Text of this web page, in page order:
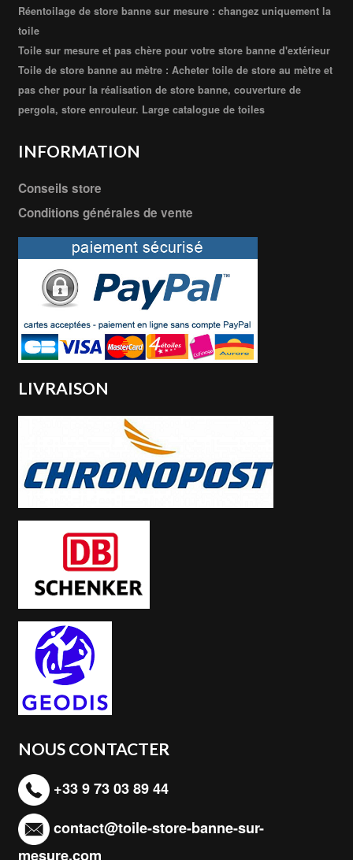
Réentoilage de store banne sur mesure : changez uniquement la
toile
Toile sur mesure et pas chère pour votre store banne d'extérieur
Toile de store banne au mètre : Acheter toile de store au mètre et
pas cher pour la réalisation de store banne, couverture de
pergola, store enrouleur. Large catalogue de toiles
INFORMATION
Conseils store
Conditions générales de vente
LIVRAISON
NOUS CONTACTER
+33 9 73 03 89 44
contact@toile-store-banne-sur-
mesure.com